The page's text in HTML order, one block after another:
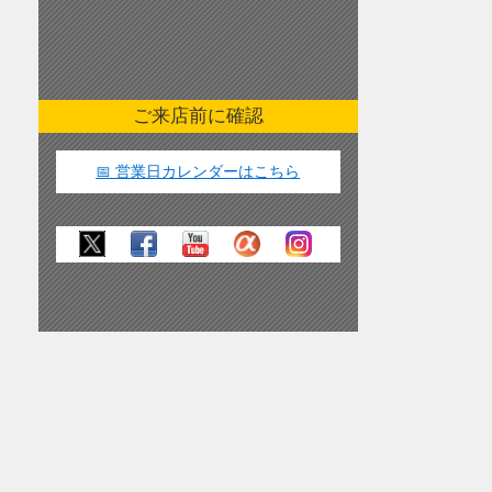
ご来店前に確認
📅 営業日カレンダーはこちら